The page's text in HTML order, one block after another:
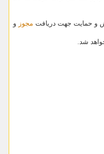
و حمایت جهت دریافت مجوز و
شد.